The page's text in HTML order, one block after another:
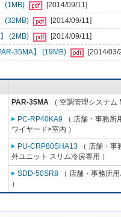
(1MB)
[2014/09/11]
(32MB)
[2014/09/11]
(2MB)
[2014/09/11]
35MA】 (19MB)
[2014/03/
PAR-35MA （ 空調管理システム
PC-RP40KA9 （ 店舗・事務所
ワイヤード>室内 ）
PU-CRP80SHA13 （ 店舗・
外ユニット スリム冷房専用 ）
SDD-50SR8 （ 店舗・事務所
）